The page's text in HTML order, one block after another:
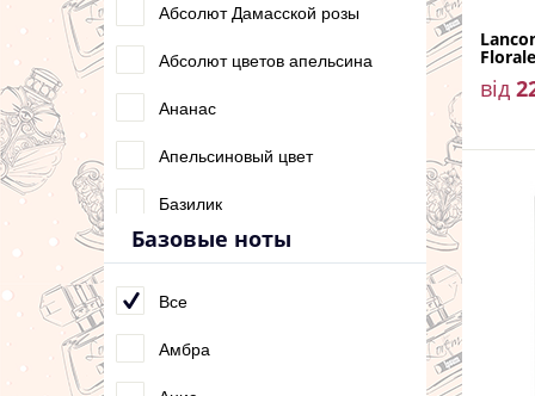
Грасская роза
Грейпфрут
Груша
Жасмин
Жимолость
Имбирь
Инжир
Клементин
Абсолют Дамасской розы
Абсолют цветов апельсина
Ананас
Апельсиновый цвет
Базилик
Бергамот
Ваниль
Водные ноты
Базовые ноты
Все
Амбра
Florale
від